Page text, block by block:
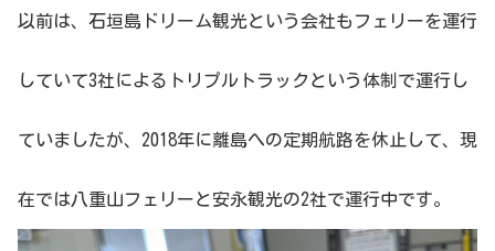
以前は、石垣島ドリーム観光という会社もフェリーを運行
していて3社によるトリプルトラックという体制で運行し
ていましたが、2018年に離島への定期航路を休止して、現
在では八重山フェリーと安永観光の2社で運行中です。